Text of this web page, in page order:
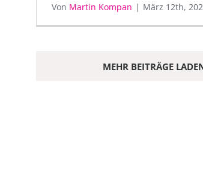
Von Martin Kompan | März 12th,
MEHR BEITRÄGE